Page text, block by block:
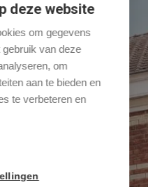
deze website
om gegevens
van deze
om
aan te bieden en
te verbeteren en